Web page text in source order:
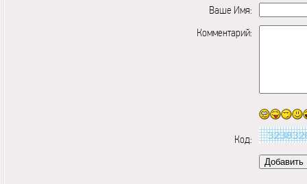
Ваше Имя:
Комментарий:
Код: